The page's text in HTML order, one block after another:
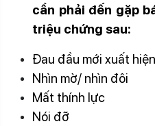
cần phải đến gặp
triệu chứng sau:
Đau đầu mới xuất
Nhìn mờ/ nhìn đôi
Mất thính lực
Nói đỡ